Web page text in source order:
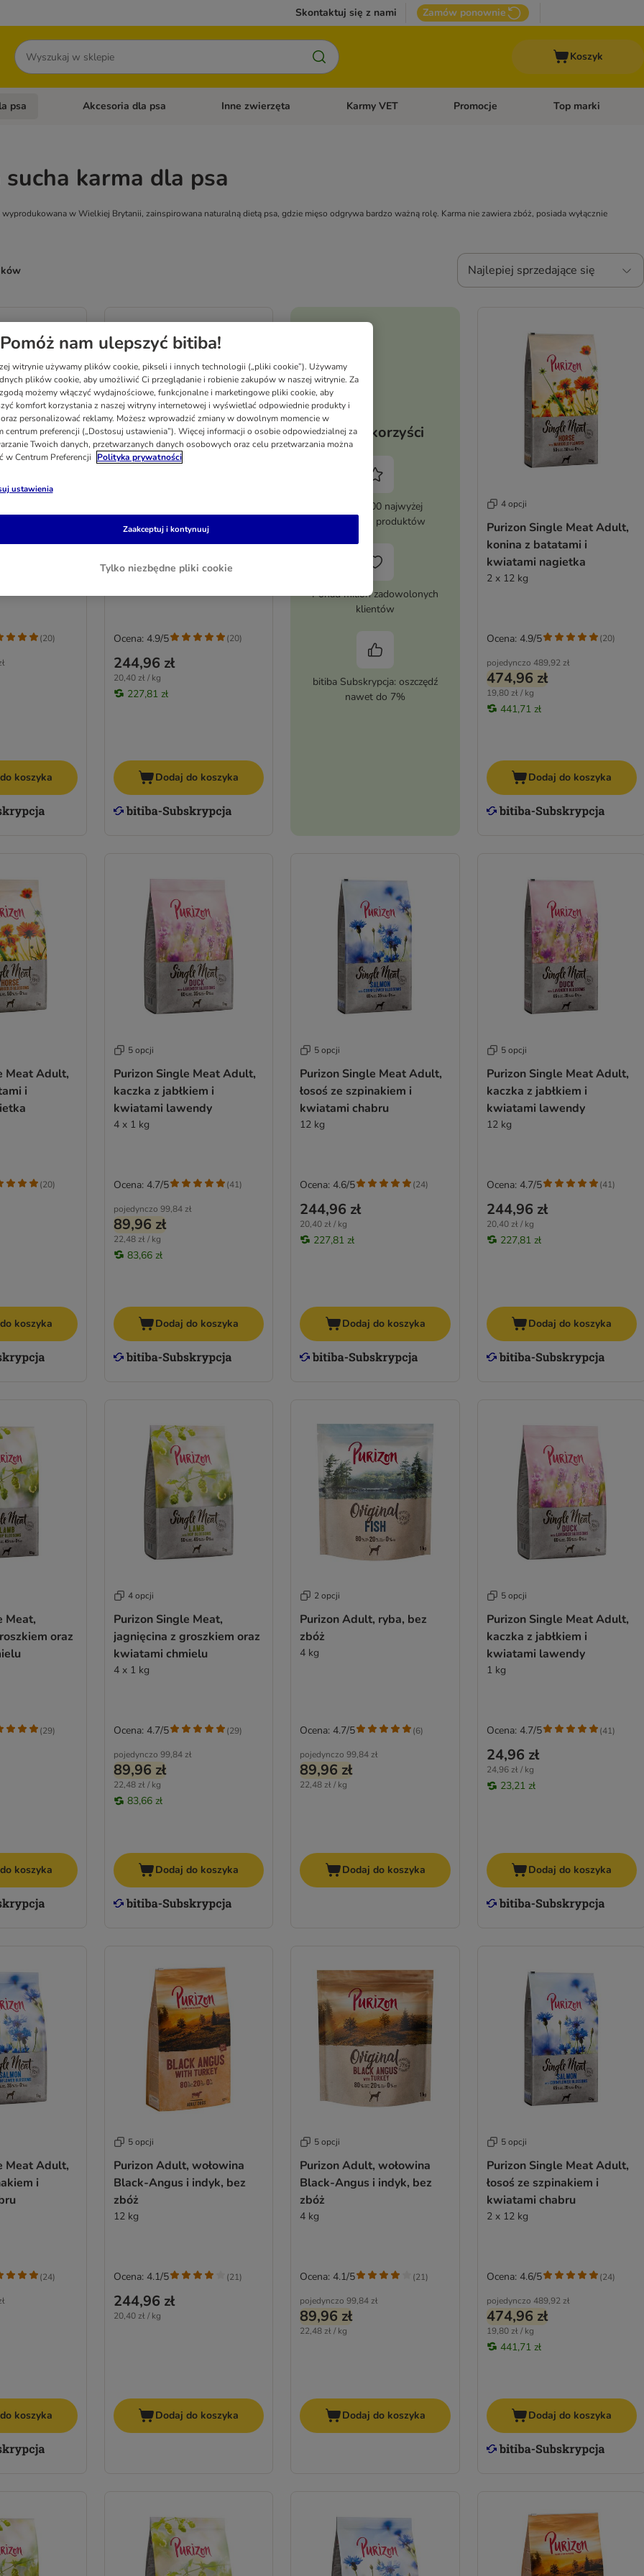
Skontaktuj się z nami Zamów ponownie
Szukaj
Koszyk
kategorii: Akcesoria dla kota
psa Otwórz menu kategorii: Karma dla psa
Akcesoria dla psa Otwórz menu kategorii: Akcesoria dla psa
Inne zwierzęta Otwórz menu kategorii: Inne zwierzęta
Karmy VET Otwórz menu kategorii: Karmy VET
Promocje Otwórz menu
Top marki
sucha karma dla psa
wyprodukowana w Wielkiej Brytanii, zainspirowana naturalną dietą psa, gdzie mięso odgrywa bardzo ważną rolę. Karma nie zawiera zbóż, posiada wyłącznie
Najlepiej sprzedające się
Adult,
i
(20)
koszyka
Purizon Single Meat Adult,
konina z batatami i
kwiatami nagietka
244,96 zł
20,40 zł / kg
227,81 zł
Ocena: 4.9/5 (20)
Dodaj do koszyka
Twoje korzyści
Ponad 8000 najwyżej
ocenianych produktów
Ponad milion zadowolonych
klientów
bitiba Subskrypcja: oszczędź
nawet do 7%
4 opcji
Purizon Single Meat Adult,
konina z batatami i
kwiatami nagietka
2 x 12 kg
pojedynczo 489,92 zł
474,96 zł
19,80 zł / kg
441,71 zł
Ocena: 4.9/5 (20)
Dodaj do koszyka
Meat Adult,
i
(20)
koszyka
5 opcji
Purizon Single Meat Adult,
kaczka z jabłkiem i
kwiatami lawendy
4 x 1 kg
pojedynczo 99,84 zł
89,96 zł
22,48 zł / kg
83,66 zł
Ocena: 4.7/5 (41)
Dodaj do koszyka
5 opcji
Purizon Single Meat Adult,
łosoś ze szpinakiem i
kwiatami chabru
12 kg
244,96 zł
20,40 zł / kg
227,81 zł
Ocena: 4.6/5 (24)
Dodaj do koszyka
5 opcji
Purizon Single Meat Adult,
kaczka z jabłkiem i
kwiatami lawendy
12 kg
244,96 zł
20,40 zł / kg
227,81 zł
Ocena: 4.7/5 (41)
Dodaj do koszyka
Meat,
oraz
(29)
koszyka
4 opcji
Purizon Single Meat,
jagnięcina z groszkiem oraz
kwiatami chmielu
4 x 1 kg
pojedynczo 99,84 zł
89,96 zł
22,48 zł / kg
83,66 zł
Ocena: 4.7/5 (29)
Dodaj do koszyka
2 opcji
Purizon Adult, ryba, bez
zbóż
4 kg
pojedynczo 99,84 zł
89,96 zł
22,48 zł / kg
Ocena: 4.7/5 (6)
Dodaj do koszyka
5 opcji
Purizon Single Meat Adult,
kaczka z jabłkiem i
kwiatami lawendy
1 kg
24,96 zł
24,96 zł / kg
23,21 zł
Ocena: 4.7/5 (41)
Dodaj do koszyka
Meat Adult,
i
(24)
koszyka
5 opcji
Purizon Adult, wołowina
Black-Angus i indyk, bez
zbóż
12 kg
244,96 zł
20,40 zł / kg
Ocena: 4.1/5 (21)
Dodaj do koszyka
5 opcji
Purizon Adult, wołowina
Black-Angus i indyk, bez
zbóż
4 kg
pojedynczo 99,84 zł
89,96 zł
22,48 zł / kg
Ocena: 4.1/5 (21)
Dodaj do koszyka
5 opcji
Purizon Single Meat Adult,
łosoś ze szpinakiem i
kwiatami chabru
2 x 12 kg
pojedynczo 489,92 zł
474,96 zł
19,80 zł / kg
441,71 zł
Ocena: 4.6/5 (24)
Dodaj do koszyka
Pomóż nam ulepszyć bitiba!
witrynie używamy plików cookie, pikseli i innych technologii („pliki cookie”). Używamy
plików cookie, aby umożliwić Ci przeglądanie i robienie zakupów w naszej witrynie. Za
możemy włączyć wydajnościowe, funkcjonalne i marketingowe pliki cookie, aby
komfort korzystania z naszej witryny internetowej i wyświetlać odpowiednie produkty i
personalizować reklamy. Możesz wprowadzić zmiany w dowolnym momencie w
centrum preferencji („Dostosuj ustawienia”). Więcej informacji o osobie odpowiedzialnej za
Twoich danych, przetwarzanych danych osobowych oraz celu przetwarzania można
w Centrum Preferencji
Polityka prywatności
ustawienia
Tylko niezbędne pliki cookie
Zaakceptuj i kontynuuj